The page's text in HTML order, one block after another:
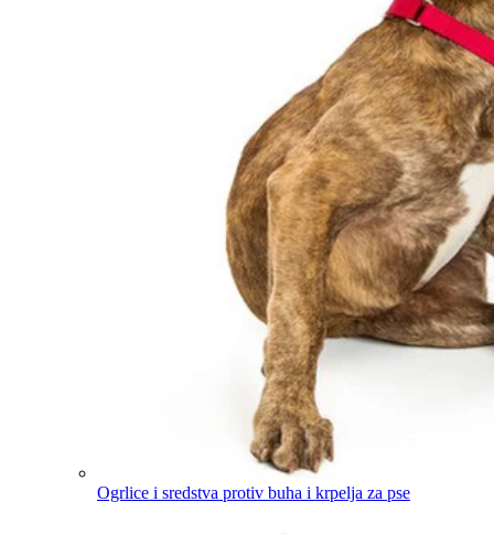
Ogrlice i sredstva protiv buha i krpelja za pse